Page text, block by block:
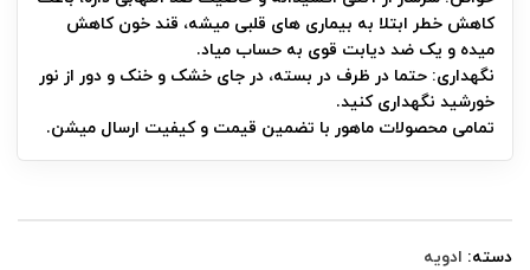
کاهش خطر ابتلا به بیماری های قلبی میشه، قند خون کاهش
میده و یک ضد دیابت قوی به حساب میاد.
نگهداری: حتما در ظرف در بسته، در جای خشک و خنک و دور از نور
خورشید نگهداری کنید.
تمامی محصولات ماهور با تضمین قیمت و کیفیت ارسال میشن.
دسته: ادویه